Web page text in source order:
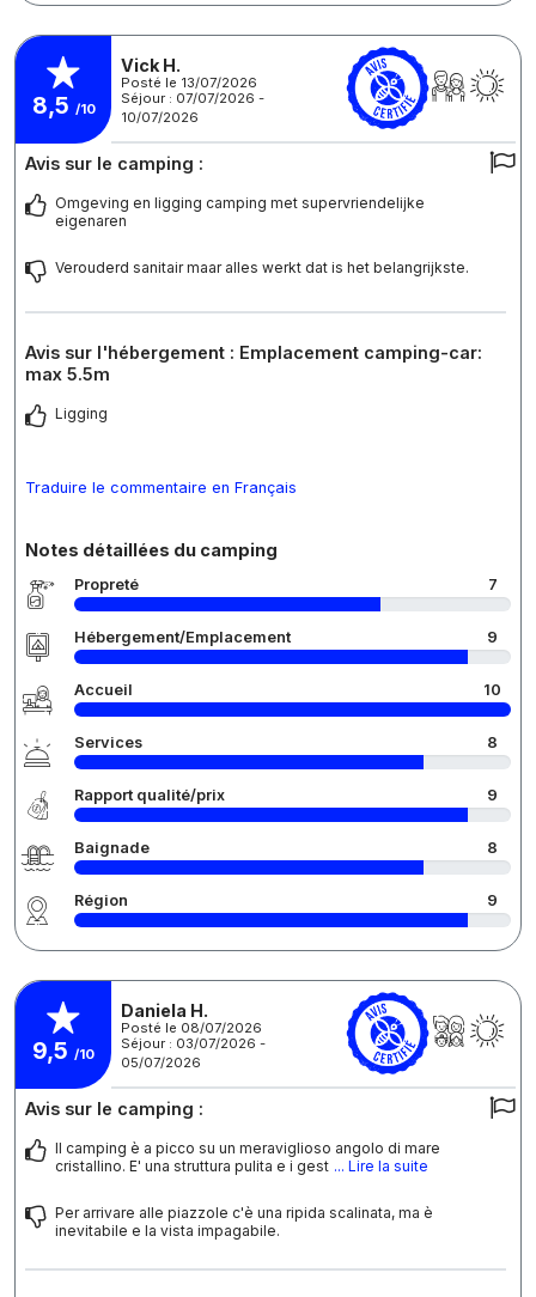
8,5 /10
Vick H.
Posté le 13/07/2026
Séjour : 07/07/2026 -
10/07/2026
Avis sur le camping :
Omgeving en ligging camping met supervriendelijke
eigenaren
Verouderd sanitair maar alles werkt dat is het belangrijkste.
Avis sur l'hébergement : Emplacement camping-car:
max 5.5m
Ligging
Traduire le commentaire en Français
Notes détaillées du camping
Propreté 7
Hébergement/Emplacement 9
Accueil 10
Services 8
Rapport qualité/prix 9
Baignade 8
Région 9
9,5 /10
Daniela H.
Posté le 08/07/2026
Séjour : 03/07/2026 -
05/07/2026
Avis sur le camping :
Il camping è a picco su un meraviglioso angolo di mare
cristallino. E' una struttura pulita e i gest ... Lire la suite
Per arrivare alle piazzole c'è una ripida scalinata, ma è
inevitabile e la vista impagabile.